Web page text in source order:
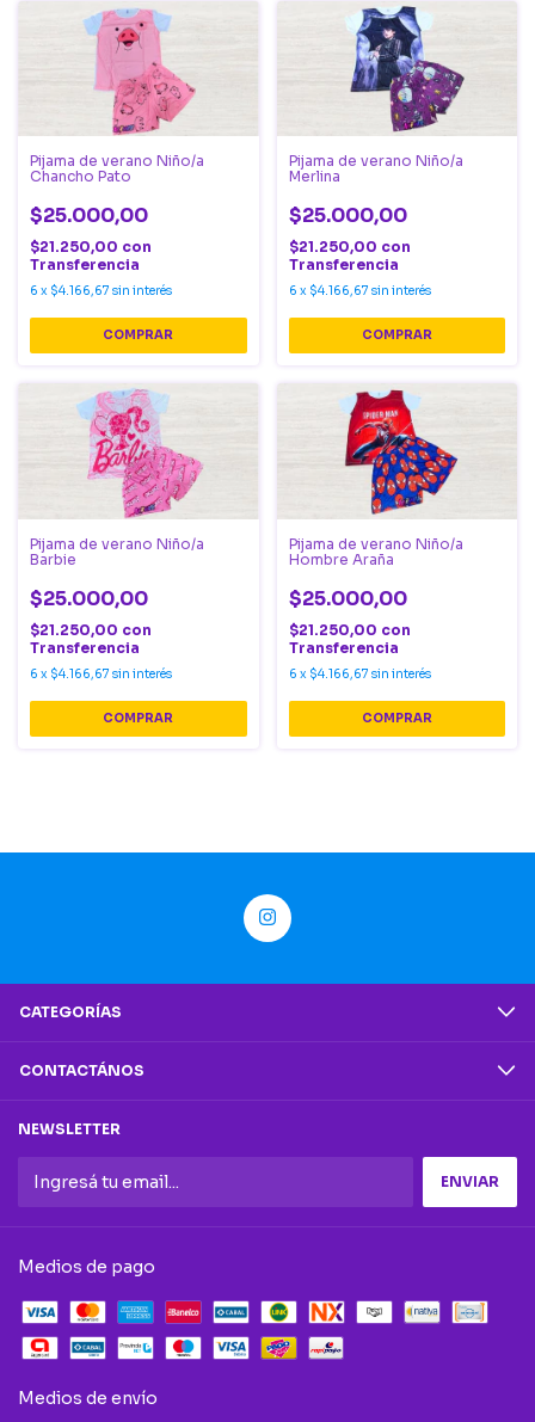
Pijama de verano Niño/a
Chancho Pato
$25.000,00
$21.250,00 con
Transferencia
6 x $4.166,67 sin interés
COMPRAR
Pijama de verano Niño/a
Merlina
$25.000,00
$21.250,00 con
Transferencia
6 x $4.166,67 sin interés
COMPRAR
Pijama de verano Niño/a
Barbie
$25.000,00
$21.250,00 con
Transferencia
6 x $4.166,67 sin interés
COMPRAR
Pijama de verano Niño/a
Hombre Araña
$25.000,00
$21.250,00 con
Transferencia
6 x $4.166,67 sin interés
COMPRAR
CATEGORÍAS
CONTACTÁNOS
NEWSLETTER
Medios de pago
Medios de envío